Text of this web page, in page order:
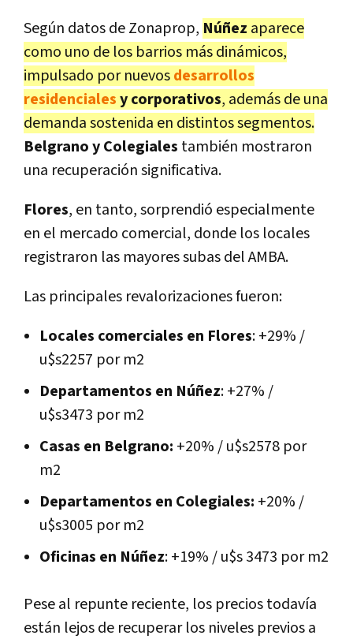
Según datos de Zonaprop, Núñez aparece
como uno de los barrios más dinámicos,
impulsado por nuevosdesarrollos
residencialesy corporativos, además de una
demanda sostenida en distintos segmentos.
Belgrano y Colegiales también mostraron
una recuperación significativa.
Flores, en tanto, sorprendió especialmente
en el mercado comercial, donde los locales
registraron las mayores subas del AMBA.
Las principales revalorizaciones fueron:
Locales comerciales en Flores: +29% /
u$s2257 por m2
Departamentos en Núñez: +27% /
u$s3473 por m2
Casas en Belgrano: +20% / u$s2578 por
m2
Departamentos en Colegiales: +20% /
u$s3005 por m2
Oficinas en Núñez: +19% / u$s 3473 por m2
Pese al repunte reciente, los precios todavía
están lejos de recuperar los niveles previos a